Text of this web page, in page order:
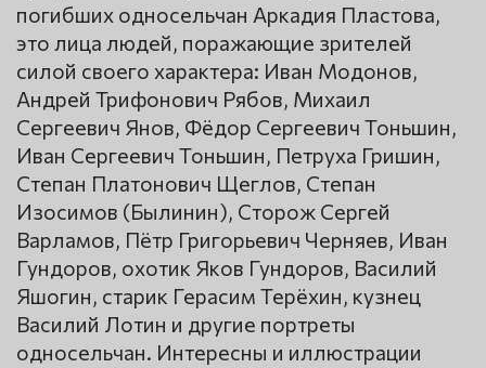
погибших односельчан Аркадия Пластова,
это лица людей, поражающие зрителей
силой своего характера: Иван Модонов,
Андрей Трифонович Рябов, Михаил
Сергеевич Янов, Фёдор Сергеевич Тоньшин,
Иван Сергеевич Тоньшин, Петруха Гришин,
Степан Платонович Щеглов, Степан
Изосимов (Былинин), Сторож Сергей
Варламов, Пётр Григорьевич Черняев, Иван
Гундоров, охотик Яков Гундоров, Василий
Яшогин, старик Герасим Терёхин, кузнец
Василий Лотин и другие портреты
односельчан. Интересны и иллюстрации